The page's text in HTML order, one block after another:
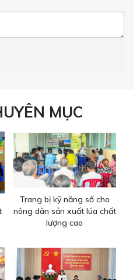
MỤC
Trang bị kỹ năng số cho
nông dân sản xuất lúa chất
lượng cao